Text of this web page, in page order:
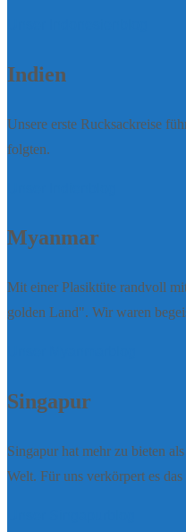
Indien
Unsere erste Rucksackreise
folgten.
Myanmar
Mit einer Plasiktüte randvoll
golden Land". Wir waren
Singapur
Singapur hat mehr zu bieten
Welt. Für uns verkörpert es